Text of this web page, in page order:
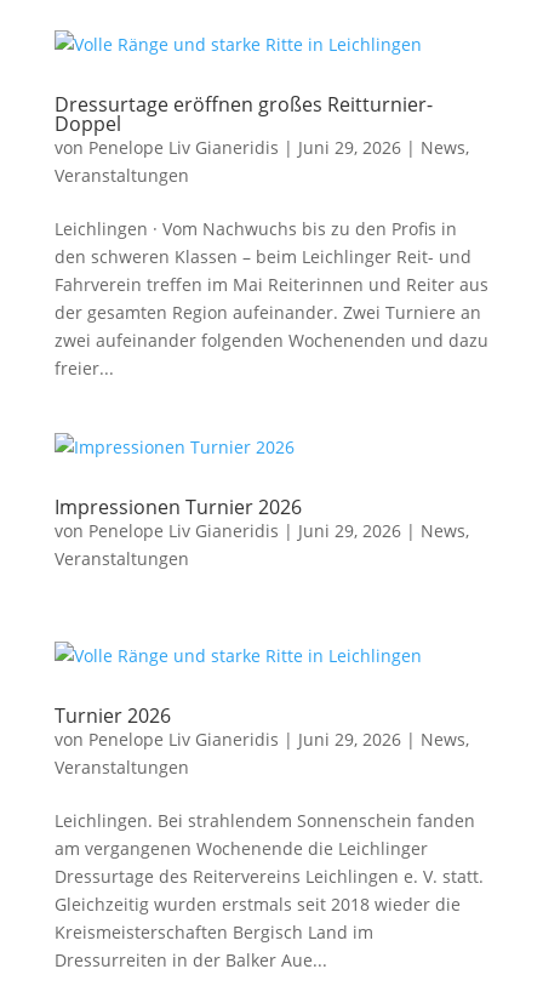
Dressurtage eröffnen großes Reitturnier-
Doppel
von Penelope Liv Gianeridis | Juni 29, 2026| News,
Veranstaltungen
Leichlingen · Vom Nachwuchs bis zu den Profis in
den schweren Klassen – beim Leichlinger Reit- und
Fahrverein treffen im Mai Reiterinnen und Reiter aus
der gesamten Region aufeinander. Zwei Turniere an
zwei aufeinander folgenden Wochenenden und dazu
freier...
Impressionen Turnier 2026
von Penelope Liv Gianeridis | Juni 29, 2026| News,
Veranstaltungen
Turnier 2026
von Penelope Liv Gianeridis | Juni 29, 2026| News,
Veranstaltungen
Leichlingen. Bei strahlendem Sonnenschein fanden
am vergangenen Wochenende die Leichlinger
Dressurtage des Reitervereins Leichlingen e. V. statt.
Gleichzeitig wurden erstmals seit 2018 wieder die
Kreismeisterschaften Bergisch Land im
Dressurreiten in der Balker Aue...